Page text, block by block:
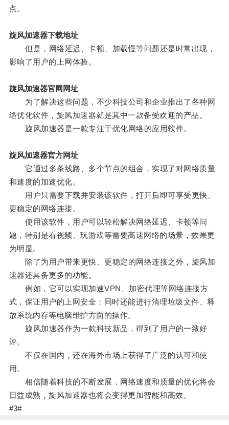
点。
旋风加速器下载地址
但是，网络延迟、卡顿、加载慢等问题还是时常出现，
影响了用户的上网体验。
旋风加速器官网网址
为了解决这些问题，不少科技公司和企业推出了各种网
络优化软件，旋风加速器就是其中一款备受欢迎的产品。
旋风加速器是一款专注于优化网络的应用软件。
旋风加速器官方网址
它通过多条线路、多个节点的组合，实现了对网络质量
和速度的加速优化。
用户只需要下载并安装该软件，打开后即可享受更快、
更稳定的网络连接。
使用该软件，用户可以轻松解决网络延迟、卡顿等问
题，特别是看视频、玩游戏等需要高速网络的场景，效果更
为明显。
除了为用户带来更快、更稳定的网络连接之外，旋风加
速器还具备更多的功能。
例如，它可以实现加速VPN、加密代理等网络连接方
式，保证用户的上网安全；同时还能进行清理垃圾文件、释
放系统内存等电脑维护方面的操作。
旋风加速器作为一款科技新品，得到了用户的一致好
评。
不仅在国内，还在海外市场上获得了广泛的认可和使
用。
相信随着科技的不断发展，网络速度和质量的优化将会
日益成熟，旋风加速器也将会变得更加智能和高效。
#3#